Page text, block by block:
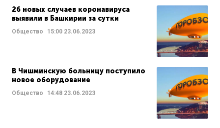
26 новых случаев коронавируса
выявили в Башкирии за сутки
Общество 15:00 23.06.2023
В Чишминскую больницу поступило
новое оборудование
Общество 14:48 23.06.2023